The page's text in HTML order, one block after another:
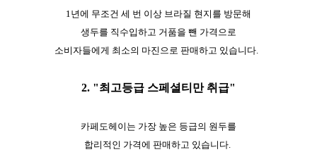
1년에 무조건 세 번 이상 브라질 현지를 방문해
생두를 직수입하고 거품을 뺀 가격으로
소비자들에게 최소의 마진으로 판매하고 있습니다.
2. "최고등급 스페셜티만 취급"
카페도헤이는 가장 높은 등급의 원두를
합리적인 가격에 판매하고 있습니다.